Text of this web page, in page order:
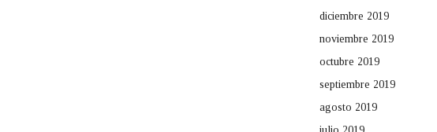
diciembre 2019
noviembre 2019
octubre 2019
septiembre 2019
agosto 2019